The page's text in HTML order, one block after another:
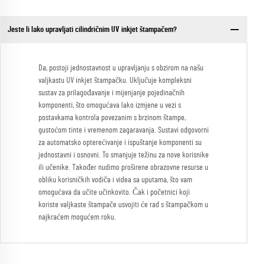
Jeste li lako upravljati cilindričnim UV inkjet štampačem?
Da, postoji jednostavnost u upravljanju s obzirom na našu
valjkastu UV inkjet štampačku. Uključuje kompleksni
sustav za prilagođavanje i mijenjanje pojedinačnih
komponenti, što omogućava lako izmjene u vezi s
postavkama kontrola povezanim s brzinom štampe,
gustoćom tinte i vremenom zagaravanja. Sustavi odgovorni
za automatsko opterećivanje i ispuštanje komponenti su
jednostavni i osnovni. To smanjuje težinu za nove korisnike
ili učenike. Također nudimo proširene obrazovne resurse u
obliku korisničkih vodiča i videa sa uputama, što vam
omogućava da učite učinkovito. Čak i početnici koji
koriste valjkaste štampače usvojiti će rad s štampačkom u
najkraćem mogućem roku.